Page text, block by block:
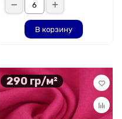
В корзину
290 гр/м²